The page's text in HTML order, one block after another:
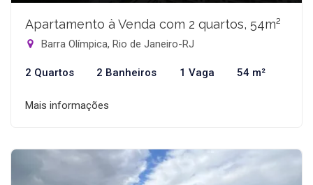
Apartamento à Venda com 2 quartos, 54m²
Barra Olímpica, Rio de Janeiro-RJ
2 Quartos 2 Banheiros 1 Vaga 54 m²
Mais informações